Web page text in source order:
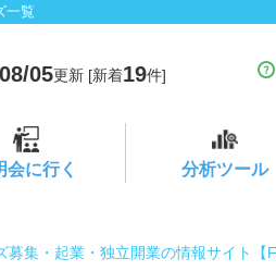
一覧
08/05更新 [新着19件]
会に行く 分析ツール
集・起業・独立開業の情報サイト【